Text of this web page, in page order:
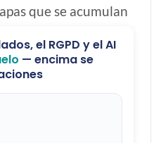
que se acumulan